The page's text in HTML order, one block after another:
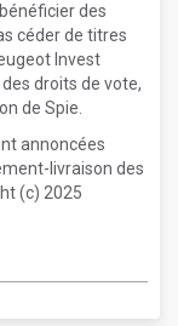
des
céder de titres
Invest
droits de vote,
de Spie.
annoncées
livraison des
(c) 2025